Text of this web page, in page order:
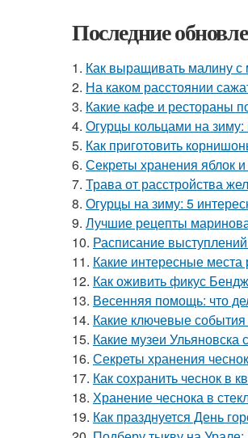
Последние
1. Как выращивать малину
2. На каком расстоянии
3. Какие кафе и рестораны
4. Огурцы кольцами на
5. Как приготовить
6. Секреты хранения яблок
7. Трава от расстройства
8. Огурцы на зиму: 5
9. Лучшие рецепты
10. Расписание
11. Какие интересные
12. Как оживить фикус
13. Весенняя помощь: что
14. Какие ключевые
15. Какие музеи
16. Секреты хранения
17. Как сохранить чеснок в
18. Хранение чеснока в
19. Как празднуется День